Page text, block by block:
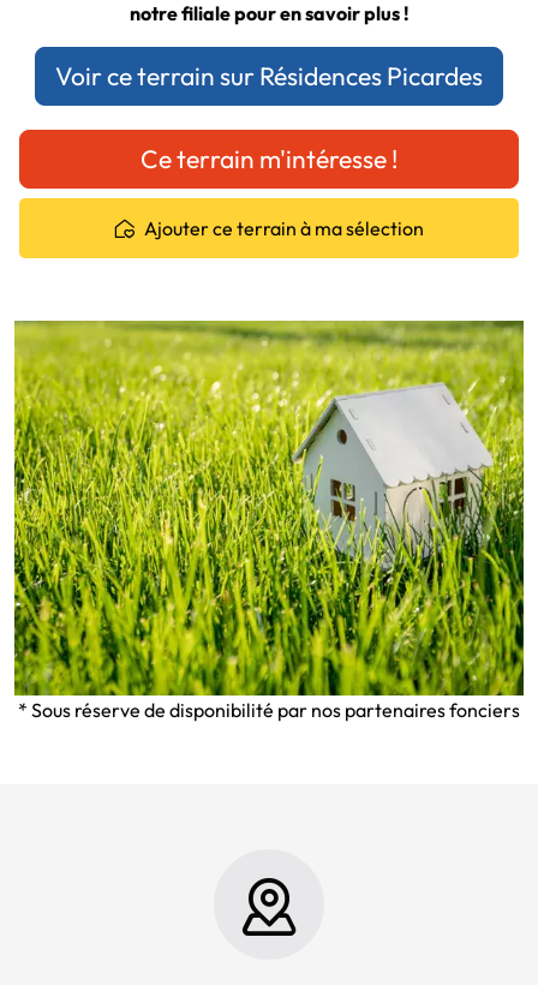
notre filiale pour en savoir plus !
Voir ce terrain sur Résidences Picardes
Ce terrain m'intéresse !
Ajouter ce terrain à ma sélection
* Sous réserve de disponibilité par nos partenaires fonciers